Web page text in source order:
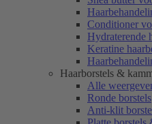
Conditioner
Hydraterende
Keratine
Haarborstels &
Alle
Ronde borstels
Anti-klit